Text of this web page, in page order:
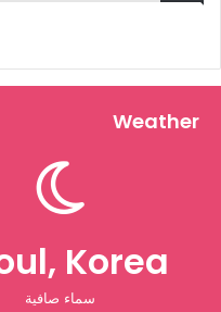
Weather
Korea
سماء صافية